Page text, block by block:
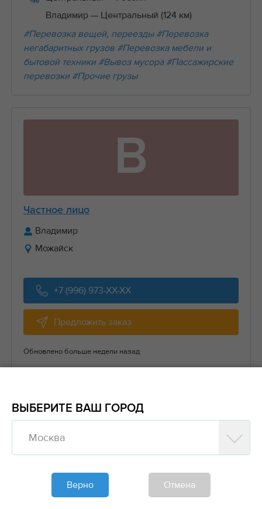
Владимир — Центральный (124 км)
#Перевозка вещей, переезды #Перевозка
негабаритных грузов #Перевозка мебели и
бытовой техники #Вывоз мусора #Пассажирские
перевозки #Прочие грузы
В
Частное лицо
Владимир
Можайск
+7 (996) 973-XX-XX
Предложить заказ
Обновлено больше недели назад
Мои направления
Можайск
#Перевозка вещей, переезды #Перевозка ТНП
грузы и оборудование
#Перевозка мебели и
бытовой техники
ВЫБЕРИТЕ ВАШ ГОРОД
Москва
Верно Отмена